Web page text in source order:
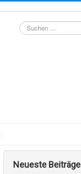
Suchen
...
Neueste Beiträge